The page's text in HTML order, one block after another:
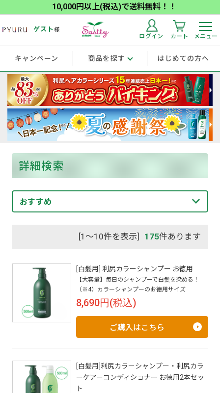
10,000円以上(税込)で送料無料！！
ゲスト様
ログイン カート メニュー
キャンペーン 商品を探す はじめての方へ
詳細検索
おすすめ
[1～10件を表示] 175件あります
[白髪用] 利尻カラーシャンプー お徳用
【大容量】毎日のシャンプーで白髪を染める！
（※4）カラーシャンプーのお徳用サイズ
8,690円(税込)
ご購入はこちら
[白髪用]利尻カラーシャンプー・利尻カラ
ーケアーコンディショナー お徳用2本セッ
ト